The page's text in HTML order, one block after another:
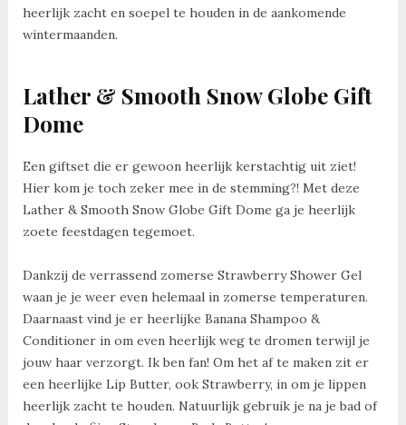
heerlijk zacht en soepel te houden in de aankomende
wintermaanden.
Lather & Smooth Snow Globe Gift
Dome
Een giftset die er gewoon heerlijk kerstachtig uit ziet!
Hier kom je toch zeker mee in de stemming?! Met deze
Lather & Smooth Snow Globe Gift Dome ga je heerlijk
zoete feestdagen tegemoet.
Dankzij de verrassend zomerse Strawberry Shower Gel
waan je je weer even helemaal in zomerse temperaturen.
Daarnaast vind je er heerlijke Banana Shampoo &
Conditioner in om even heerlijk weg te dromen terwijl je
jouw haar verzorgt. Ik ben fan! Om het af te maken zit er
een heerlijke Lip Butter, ook Strawberry, in om je lippen
heerlijk zacht te houden. Natuurlijk gebruik je na je bad of